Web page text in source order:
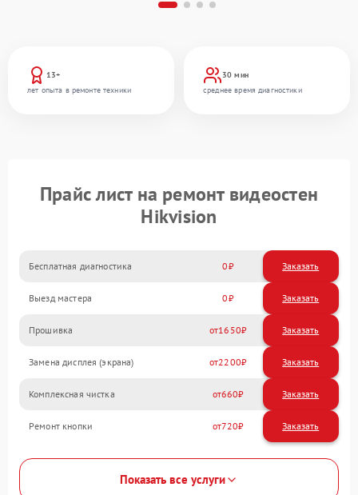
13+
лет опыта в ремонте техники
30 мин
среднее время диагностики
Прайс лист на ремонт видеостен
Hikvision
Бесплатная диагностика 0 Заказать
Выезд мастера 0 Заказать
Прошивка 1650
Замена дисплея (экрана) 2200
Комплексная чистка 660
Ремонт кнопки 720
Показать все услуги